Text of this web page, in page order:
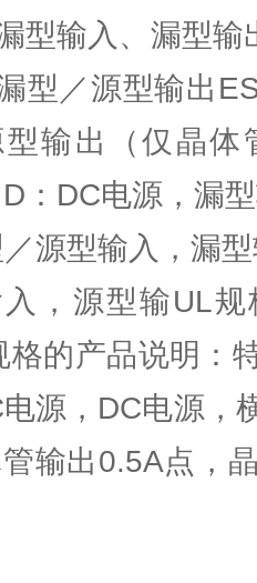
型输入、漏型
型／源型输出
输出（仅晶体
：DC电源，漏
源型输入，漏
，源型输UL
格的产品说明：
源，DC电源，
输出0.5A点，